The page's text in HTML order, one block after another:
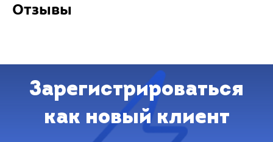
Отзывы
Зарегистрироваться
как новый клиент